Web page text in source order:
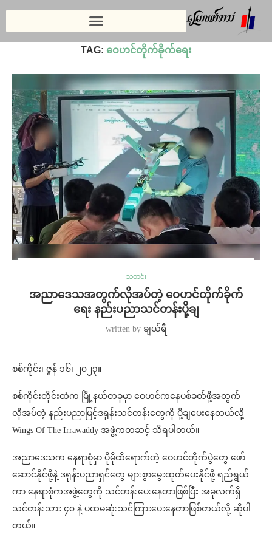
ဝေဟင်တိုက်ခိုက်ရေး
TAG: ဝေဟင်တိုက်ခိုက်ရေး
သတင်း
အညာဒေသအတွက်လိုအပ်တဲ့ ဝေဟင်တိုက်ခိုက်
ရေး နည်းပညာသင်တန်းပို့ချ
written by ချယ်ရီ
စစ်ကိုင်း၊ ဇွန် ၁၆၊ ၂၀၂၃။
စစ်ကိုင်းတိုင်းထဲက မြို့နယ်တခုမှာ ဝေဟင်ကနေပစ်ခတ်ဖို့အတွက်
လိုအပ်တဲ့ နည်းပညာမြင့်ဒရုန်းသင်တန်းတွေကို ပို့ချပေးနေတယ်လို့
Wings Of The Irrawaddy အဖွဲ့ကတဆင့် သိရပါတယ်။
အညာဒေသက နေရာစုံမှာ ပိုမိုထိရောက်တဲ့ ဝေဟင်တိုက်ပွဲတွေ ဖော်
ဆောင်နိုင်ဖို့နဲ့ ဒရုန်းပညာရှင်တွေ များစွာမွေးထုတ်ပေးနိုင်ဖို့ ရည်ရွယ်
ကာ နေရာစုံကအဖွဲ့တွေကို သင်တန်းပေးနေတာဖြစ်ပြီး အခုလက်ရှိ
သင်တန်းသား ၄၀ နဲ့ ပထမဆုံးသင်ကြားပေးနေတာဖြစ်တယ်လို့ ဆိုပါ
တယ်။